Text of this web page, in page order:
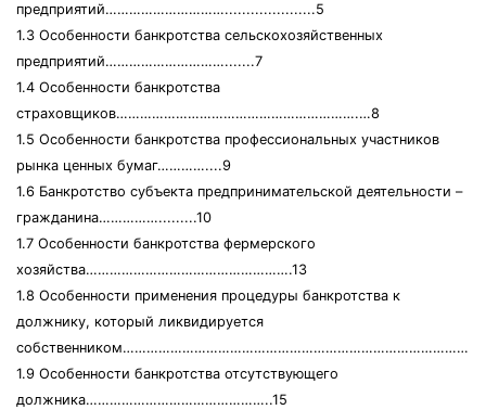
предприятий………………………….....................5
1.3 Особенности банкротства сельскохозяйственных
предприятий………………………….......7
1.4 Особенности банкротства
страховщиков…………………………………………………….…8
1.5 Особенности банкротства профессиональных участников
рынка ценных бумаг…………....9
1.6 Банкротство субъекта предпринимательской деятельности –
гражданина…………….........10
1.7 Особенности банкротства фермерского
хозяйства…………………………………………….13
1.8 Особенности применения процедуры банкротства к
должнику, который ликвидируется
1.9 Особенности банкротства отсутствующего
должника………………………………………..15